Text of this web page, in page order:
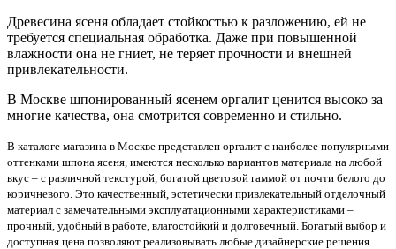
Древесина ясеня обладает стойкостью к разложению, ей не
требуется специальная обработка. Даже при повышенной
влажности она не гниет, не теряет прочности и внешней
привлекательности.
В Москве шпонированный ясенем оргалит ценится высоко за
многие качества, она смотрится современно и стильно.
В каталоге магазина в Москве представлен оргалит с наиболее популярными
оттенками шпона ясеня, имеются несколько вариантов материала на любой
вкус – с различной текстурой, богатой цветовой гаммой от почти белого до
коричневого. Это качественный, эстетически привлекательный отделочный
материал с замечательными эксплуатационными характеристиками –
прочный, удобный в работе, влагостойкий и долговечный. Богатый выбор и
доступная цена позволяют реализовывать любые дизайнерские решения.